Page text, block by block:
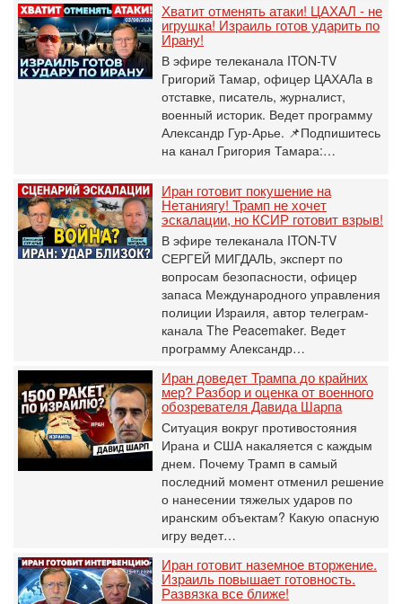
Хватит отменять атаки! ЦАХАЛ - не
игрушка! Израиль готов ударить по
Ирану!
В эфире телеканала ITON-TV
Григорий Тамар, офицер ЦАХАЛа в
отставке, писатель, журналист,
военный историк. Ведет программу
Александр Гур-Арье. 📌Подпишитесь
на канал Григория Тамара:…
Иран готовит покушение на
Нетаниягу! Трамп не хочет
эскалации, но КСИР готовит взрыв!
В эфире телеканала ITON-TV
СЕРГЕЙ МИГДАЛЬ, эксперт по
вопросам безопасности, офицер
запаса Международного управления
полиции Израиля, автор телеграм-
канала The Peacemaker. Ведет
программу Александр…
Иран доведет Трампа до крайних
мер? Разбор и оценка от военного
обозревателя Давида Шарпа
Ситуация вокруг противостояния
Ирана и США накаляется с каждым
днем. Почему Трамп в самый
последний момент отменил решение
о нанесении тяжелых ударов по
иранским объектам? Какую опасную
игру ведет…
Иран готовит наземное вторжение.
Израиль повышает готовность.
Развязка все ближе!